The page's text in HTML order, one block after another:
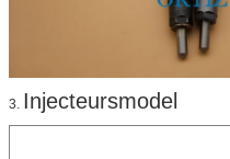
3. Injecteursmodel